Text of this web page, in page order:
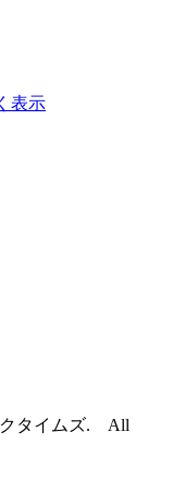
表示
クタイムズ. All